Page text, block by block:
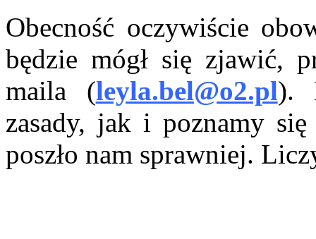
Obecność oczywiście
będzie mógł się zjawić,
maila (leyla.bel@o2.pl).
zasady, jak i poznamy
poszło nam sprawniej.